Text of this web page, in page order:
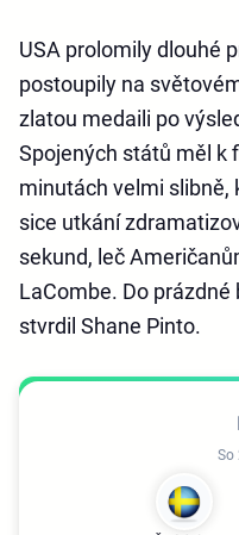
USA prolomily dlouhé
postoupily na
zlatou medaili po
Spojených států měl k
minutách velmi slibně,
sice utkání
sekund, leč
LaCombe. Do
stvrdil Shane Pinto.
So